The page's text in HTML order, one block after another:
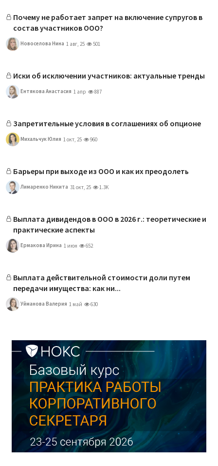
Почему не работает запрет на включение супругов в
состав участников ООО?
Новоселова Нина 1 авг, 25 501
Иски об исключении участников: актуальные тренды
Ентякова Анастасия 1 апр 887
Запретительные условия в соглашениях об опционе
Михальчук Юлия 1 окт, 25 960
Барьеры при выходе из ООО и как их преодолеть
Лимаренко Никита 31 окт, 25 1.3K
Выплата дивидендов в ООО в 2026 г.: теоретические и
практические аспекты
Ермакова Ирина 1 июн 652
Выплата действительной стоимости доли путем
передачи имущества: как ни...
Уйманова Валерия 1 май 630